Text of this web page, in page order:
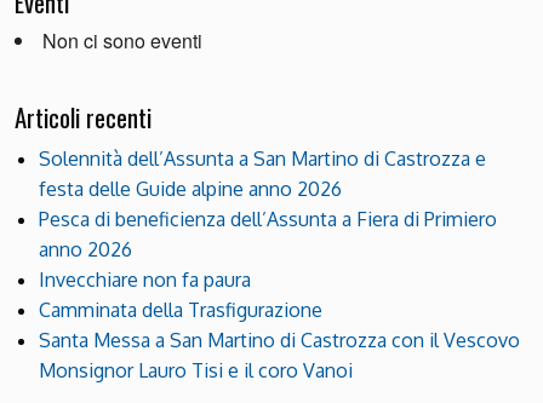
Non ci sono eventi
Articoli recenti
Solennità dell’Assunta a San Martino di Castrozza e
festa delle Guide alpine anno 2026
Pesca di beneficienza dell’Assunta a Fiera di Primiero
anno 2026
Invecchiare non fa paura
Camminata della Trasfigurazione
Santa Messa a San Martino di Castrozza con il Vescovo
Monsignor Lauro Tisi e il coro Vanoi